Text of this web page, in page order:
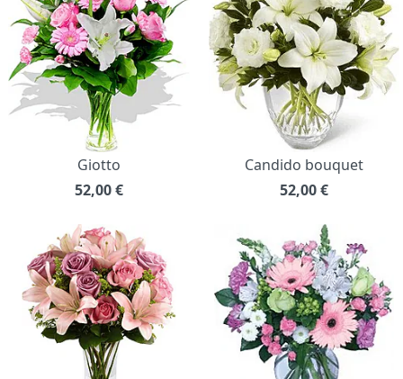
Giotto
52,00€
Candido bouquet
52,00€